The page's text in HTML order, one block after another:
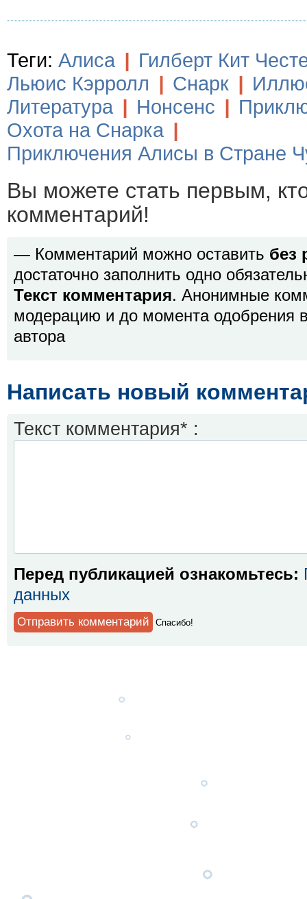
Теги: Алиса | Гилберт Кит
Льюис Кэрролл | Снарк |
Литература | Нонсенс |
Охота на Снарка |
Приключения Алисы в Стране
Вы можете стать первым,
комментарий!
— Комментарий можно оставить без
достаточно заполнить одно
Текст комментария. Анонимные
модерацию и до момента одобрения
автора
Написать новый
Текст комментария* :
Перед публикацией ознакомьтесь:
данных
Спaсибо!